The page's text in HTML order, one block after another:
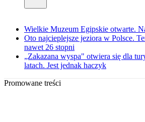
Wielkie Muzeum Egipskie otwarte.
Oto najcieplejsze jeziora w Polsce.
nawet 26 stopni
„Zakazana wyspa" otwiera się dla
latach. Jest jednak haczyk
Promowane treści